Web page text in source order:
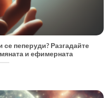
пеперуди? Разгадайте
и ефимерната